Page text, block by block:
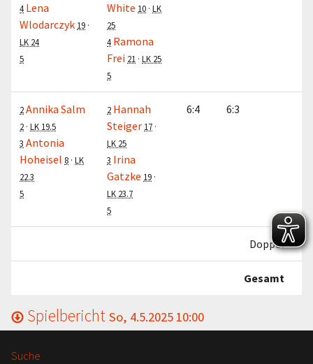
4 Lena
Wlodarczyk 19 ·
LK 24
5
White 10 · LK
25
4 Ramona
Frei 21 · LK 25
5
2Annika Salm
2 · LK 19.5
3 Antonia
Hoheisel 8 · LK
22.3
5
2 Hannah
Steiger 17 ·
LK 25
3 Irina
Gatzke 19 ·
LK 23.7
5
6:4 6:3
Doppel
Gesamt
Spielbericht So, 4.5.2025 10:00
Suche